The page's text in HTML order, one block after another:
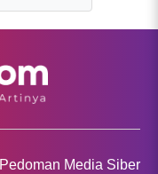
Pedoman Media Siber